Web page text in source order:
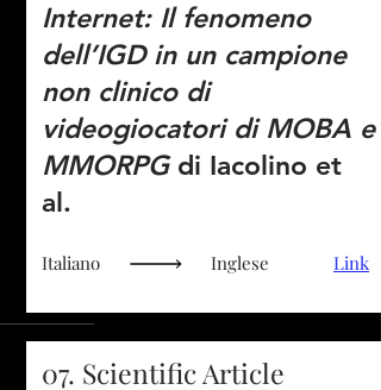
Internet: Il fenomeno
dell’IGD in un campione
non clinico di
videogiocatori di MOBA e
MMORPG di Iacolino et
al.
Italiano Inglese Link
07. Scientific Article